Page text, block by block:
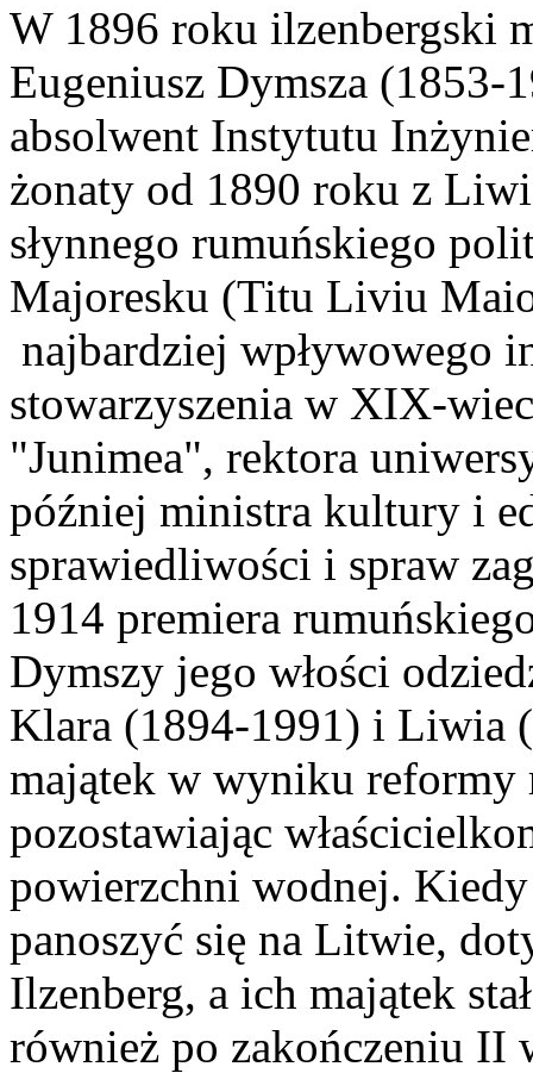
W 1896 roku ilzenbergski
Eugeniusz Dymsza (1853-
absolwent Instytutu
żonaty od 1890 roku z
słynnego rumuńskiego
Majoresku (Titu Liviu
najbardziej wpływowego
stowarzyszenia w XIX-
"Junimea", rektora
później ministra kultury i
sprawiedliwości i spraw
1914 premiera
Dymszy jego włości
Klara (1894-1991) i Liwia
majątek w wyniku reformy
pozostawiając
powierzchni wodnej.
panoszyć się na Litwie,
Ilzenberg, a ich majątek
również po zakończeniu